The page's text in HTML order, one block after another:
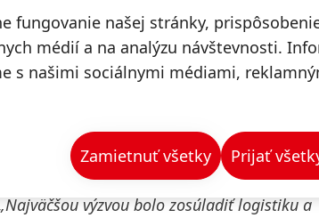
umelecká škola využila obrazy ako
podporiť Krízové stredisko pre mladých
semper
, ktorá minulý rok získala
nových majiteľov, kde budú ďalej slúžiť a
na dlani.
výzvou bolo zosúladiť logistiku a
fungovanie našej stránky,
médií a na analýzu návštevnosti.
s našimi sociálnymi médiami,
Zamietnuť všetky Prijať